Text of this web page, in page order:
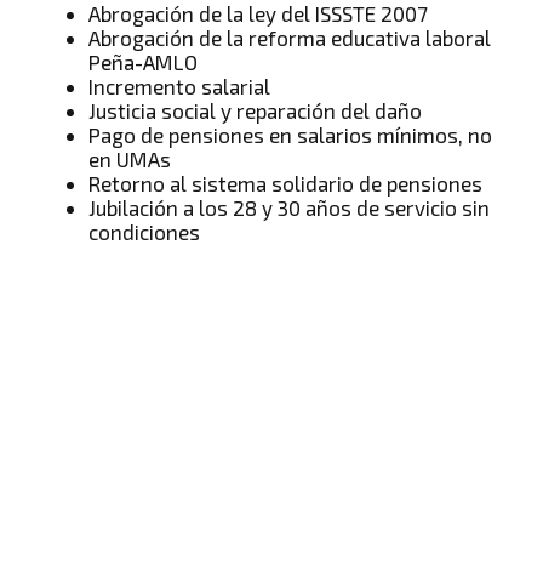
Abrogación de la ley del ISSSTE 2007
Abrogación de la reforma educativa laboral
Peña-AMLO
Incremento salarial
Justicia social y reparación del daño
Pago de pensiones en salarios mínimos, no
en UMAs
Retorno al sistema solidario de pensiones
Jubilación a los 28 y 30 años de servicio sin
condiciones